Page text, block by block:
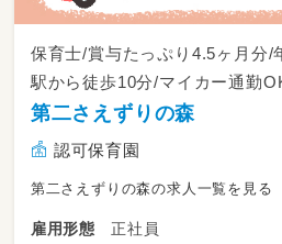
保育士/賞与たっぷり4.5ヶ月分/
駅から徒歩10分/マイカー通勤
第二さえずりの森
認可保育園
第二さえずりの森の求人一覧を見る
雇用形態
正社員